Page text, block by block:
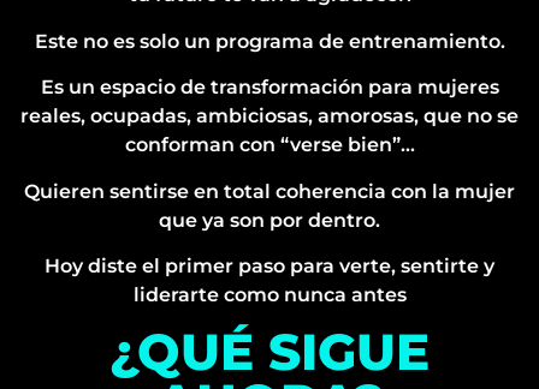
Este no es solo un programa de entrenamiento.
Es un espacio de transformación para mujeres
reales, ocupadas, ambiciosas, amorosas, que no se
conforman con “verse bien”…
Quieren sentirse en total coherencia con la mujer
que ya son por dentro.
Hoy diste el primer paso para verte, sentirte y
liderarte como nunca antes
¿QUÉ SIGUE